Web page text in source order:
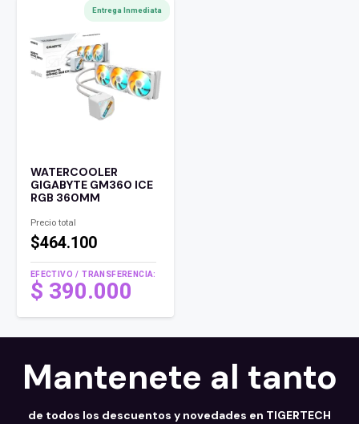
Entrega Inmediata
WATERCOOLER
GIGABYTE GM360 ICE
RGB 360MM
Precio total
$464.100
EFECTIVO / TRANSFERENCIA:
$ 390.000
Mantenete al tanto
de todos los descuentos y novedades en TIGERTECH